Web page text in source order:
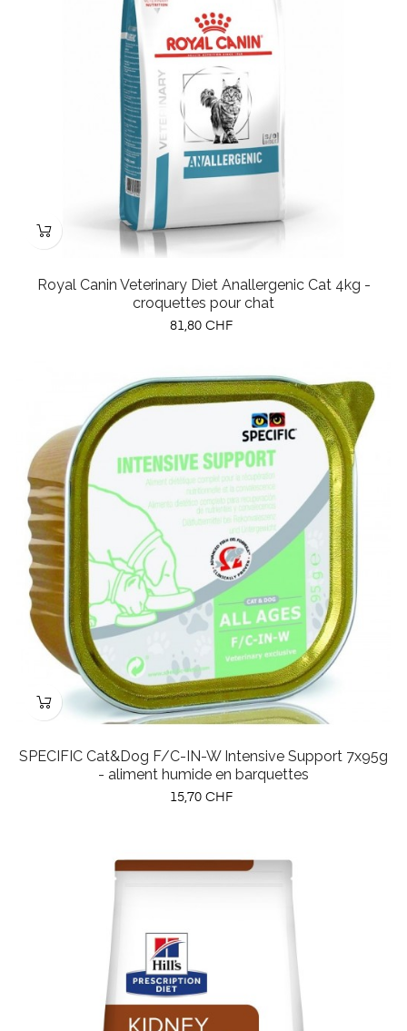
Royal Canin Veterinary Diet Anallergenic Cat 4kg -
croquettes pour chat
Prix
81,80 CHF
SPECIFIC Cat&Dog F/C-IN-W Intensive Support 7x95g
- aliment humide en barquettes
Prix
15,70 CHF